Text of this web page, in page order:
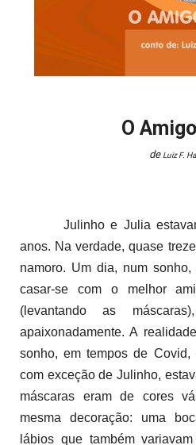
O
de Luiz F.
Julinho e Julia
anos. Na verdade, quase
namoro. Um dia, num
casar-se com o melhor
(levantando as
apaixonadamente. A
sonho, em tempos de Covid,
com exceção de Julinho,
máscaras eram de cores
mesma decoração: uma
lábios que também